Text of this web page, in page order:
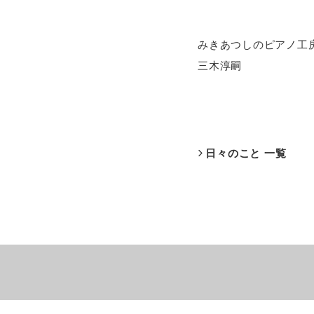
みきあつしのピアノ工
三木淳嗣
日々のこと 一覧